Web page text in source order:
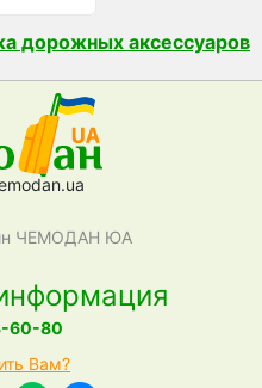
дорожных аксессуаров
ЧЕМОДАН ЮА
60-80
Вам?